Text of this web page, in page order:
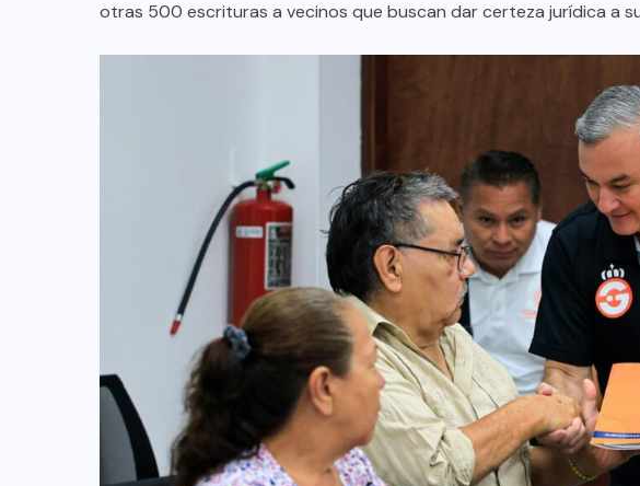
otras 500 escrituras a vecinos que buscan dar certeza jurídica a